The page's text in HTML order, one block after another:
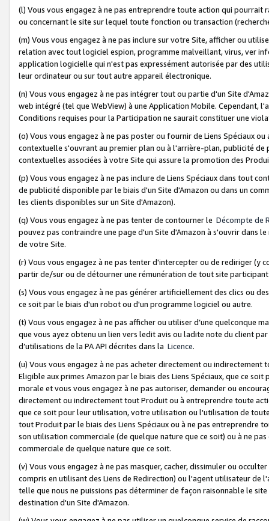
(l) Vous vous engagez à ne pas entreprendre toute action qui
ou concernant le site sur lequel toute fonction ou transaction
(m) Vous vous engagez à ne pas inclure sur votre Site, afficher ou
relation avec tout logiciel espion, programme malveillant, virus, ver
application logicielle qui n'est pas expressément autorisée par des
leur ordinateur ou sur tout autre appareil électronique.
(n) Vous vous engagez à ne pas intégrer tout ou partie d'un Site
web intégré (tel que WebView) à une Application Mobile. Cependant,
Conditions requises pour la Participation ne saurait constituer une
(o) Vous vous engagez à ne pas poster ou fournir de Liens Spéciaux
contextuelle s'ouvrant au premier plan ou à l'arrière-plan, publicité
contextuelles associées à votre Site qui assure la promotion des
(p) Vous vous engagez à ne pas inclure de Liens Spéciaux dans tout
de publicité disponible par le biais d'un Site d'Amazon ou dans un
les clients disponibles sur un Site d'Amazon).
(q) Vous vous engagez à ne pas tenter de contourner le Décompte de
pouvez pas contraindre une page d'un Site d'Amazon à s'ouvrir dans
de votre Site.
(r) Vous vous engagez à ne pas tenter d'intercepter ou de rediriger
partir de/sur ou de détourner une rémunération de tout site
(s) Vous vous engagez à ne pas générer artificiellement des clics ou
ce soit par le biais d'un robot ou d'un programme logiciel ou autre.
(t) Vous vous engagez à ne pas afficher ou utiliser d’une quelconque
que vous ayez obtenu un lien vers ledit avis ou ladite note du client
d’utilisations de la PA API décrites dans la Licence.
(u) Vous vous engagez à ne pas acheter directement ou
Eligible aux primes Amazon par le biais des Liens Spéciaux, que ce
morale et vous vous engagez à ne pas autoriser, demander ou
directement ou indirectement tout Produit ou à entreprendre toute
que ce soit pour leur utilisation, votre utilisation ou l'utilisation de
tout Produit par le biais des Liens Spéciaux ou à ne pas entreprendre
son utilisation commerciale (de quelque nature que ce soit) ou à ne
commerciale de quelque nature que ce soit.
(v) Vous vous engagez à ne pas masquer, cacher, dissimuler ou
compris en utilisant des Liens de Redirection) ou l'agent utilisateur
telle que nous ne puissions pas déterminer de façon raisonnable le
destination d'un Site d'Amazon.